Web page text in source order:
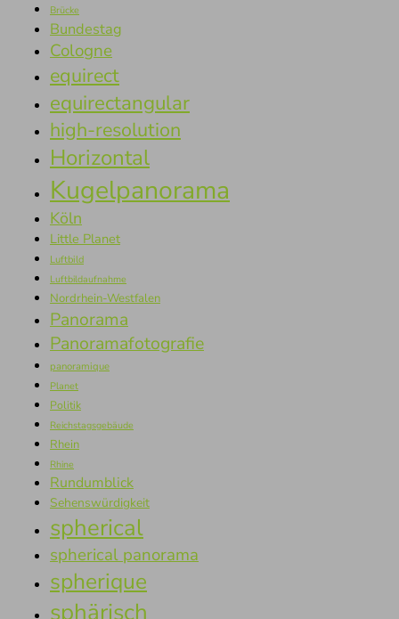
Brücke
Bundestag
Cologne
equirect
equirectangular
high-resolution
Horizontal
Kugelpanorama
Köln
Little Planet
Luftbild
Luftbildaufnahme
Nordrhein-Westfalen
Panorama
Panoramafotografie
panoramique
Planet
Politik
Reichstagsgebäude
Rhein
Rhine
Rundumblick
Sehenswürdigkeit
spherical
spherical panorama
spherique
sphärisch